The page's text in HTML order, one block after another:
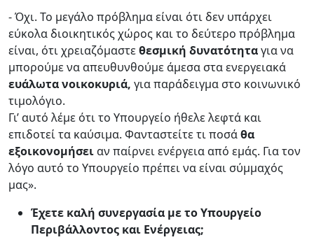
- Όχι. Το μεγάλο πρόβλημα είναι ότι δεν υπάρχει
εύκολα διοικητικός χώρος και το δεύτερο πρόβλημα
είναι, ότι χρειαζόμαστεθεσμική δυνατότηταγια να
μπορούμε να απευθυνθούμε άμεσα στα ενεργειακά
ευάλωτα νοικοκυριά, για παράδειγμα στο κοινωνικό
τιμολόγιο.
Γι’ αυτό λέμε ότι το Υπουργείο ήθελε λεφτά και
επιδοτεί τα καύσιμα. Φανταστείτε τι ποσάθα
εξοικονομήσειαν παίρνει ενέργεια από εμάς. Για τον
λόγο αυτό το Υπουργείο πρέπει να είναι σύμμαχός
μας».
Έχετε καλή συνεργασία με το Υπουργείο
Περιβάλλοντος και Ενέργειας;